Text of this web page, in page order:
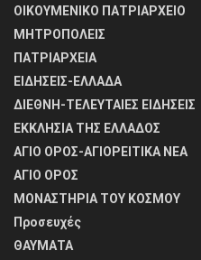
ΟΙΚΟΥΜΕΝΙΚΟ ΠΑΤΡΙΑΡΧΕΙΟ
ΜΗΤΡΟΠΟΛΕΙΣ
ΠΑΤΡΙΑΡΧΕΙΑ
ΕΙΔΗΣΕΙΣ-ΕΛΛΑΔΑ
ΔΙΕΘΝΗ-ΤΕΛΕΥΤΑΙΕΣ ΕΙΔΗΣΕΙΣ
ΕΚΚΛΗΣΙΑ ΤΗΣ ΕΛΛΑΔΟΣ
ΑΓΙΟ ΟΡΟΣ-ΑΓΙΟΡΕΙΤΙΚΑ ΝΕΑ
ΑΓΙΟ ΟΡΟΣ
ΜΟΝΑΣΤΗΡΙΑ ΤΟΥ ΚΟΣΜΟΥ
Προσευχές
ΘΑΥΜΑΤΑ